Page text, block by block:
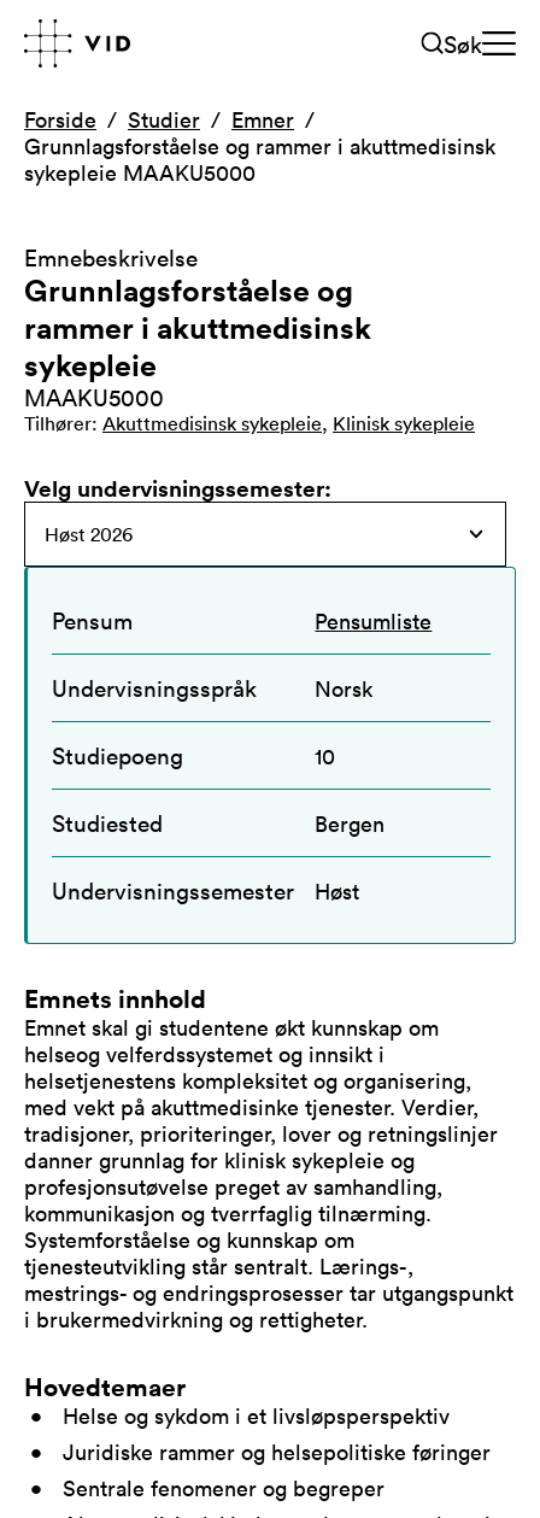
Søk
Forside Studier
Emner
Grunnlagsforståelse og rammer i akuttmedisinsk
sykepleie MAAKU5000
Emnebeskrivelse
Grunnlagsforståelse og
rammer i akuttmedisinsk
sykepleie
MAAKU5000
Tilhører: Akuttmedisinsk sykepleie, Klinisk sykepleie
Velg undervisningssemester:
Pensum Pensumliste
Undervisningsspråk Norsk
Studiepoeng 10
Studiested Bergen
Undervisningssemester Høst
Emnets innhold
Emnet skal gi studentene økt kunnskap om
helseog velferdssystemet og innsikt i
helsetjenestens kompleksitet og organisering,
med vekt på akuttmedisinke tjenester. Verdier,
tradisjoner, prioriteringer, lover og retningslinjer
danner grunnlag for klinisk sykepleie og
profesjonsutøvelse preget av samhandling,
kommunikasjon og tverrfaglig tilnærming.
Systemforståelse og kunnskap om
tjenesteutvikling står sentralt. Lærings-,
mestrings- og endringsprosesser tar utgangspunkt
i brukermedvirkning og rettigheter.
Hovedtemaer
Helse og sykdom i et livsløpsperspektiv
Juridiske rammer og helsepolitiske føringer
Sentrale fenomener og begreper